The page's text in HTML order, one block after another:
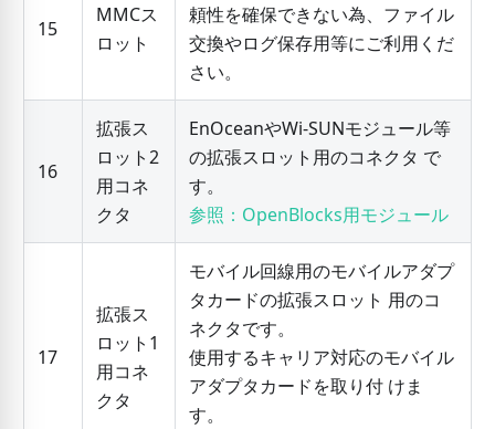
15
MMCス
ロット
頼性を確保できない為、ファイル
交換やログ保存用等にご利用くだ
さい。
16
拡張ス
ロット2
用コネ
クタ
EnOceanやWi-SUNモジュール等
の拡張スロット用のコネクタ で
す。
参照：OpenBlocks用モジュール
17
拡張ス
ロット1
用コネ
クタ
モバイル回線用のモバイルアダプ
タカードの拡張スロット 用のコ
ネクタです。
使用するキャリア対応のモバイル
アダプタカードを取り付 けま
す。